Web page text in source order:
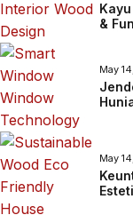
&
May
May